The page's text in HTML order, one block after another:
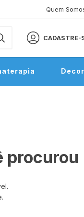
Quem
CADASTRE-
procurou